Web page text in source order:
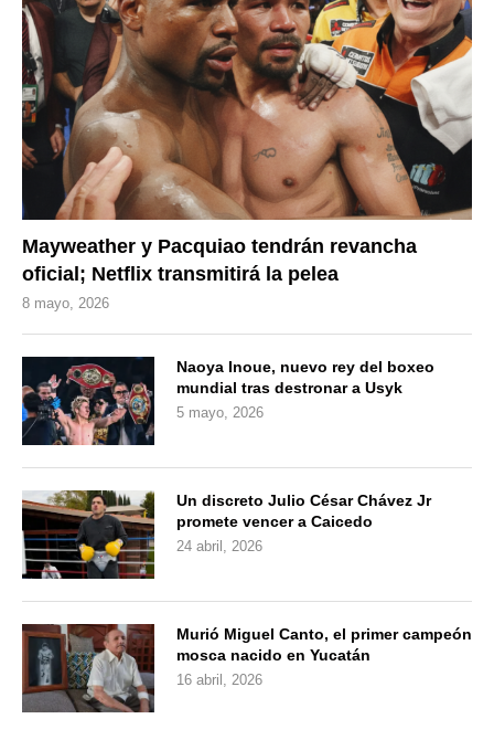
Mayweather y Pacquiao tendrán revancha
oficial; Netflix transmitirá la pelea
8 mayo, 2026
Naoya Inoue, nuevo rey del boxeo
mundial tras destronar a Usyk
5 mayo, 2026
Un discreto Julio César Chávez Jr
promete vencer a Caicedo
24 abril, 2026
Murió Miguel Canto, el primer campeón
mosca nacido en Yucatán
16 abril, 2026